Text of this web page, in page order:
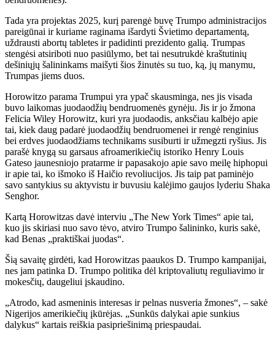
Tada yra projektas 2025, kurį parengė buvę Trumpo administracijos
pareigūnai ir kuriame raginama išardyti Švietimo departamentą,
uždrausti abortų tabletes ir padidinti prezidento galią. Trumpas
stengėsi atsiriboti nuo pasiūlymo, bet tai nesutrukdė kraštutinių
dešiniųjų šalininkams maišyti šios žinutės su tuo, ką, jų manymu,
Trumpas jiems duos.
Horowitzo parama Trumpui yra ypač skausminga, nes jis visada
buvo laikomas juodaodžių bendruomenės gynėju. Jis ir jo žmona
Felicia Wiley Horowitz, kuri yra juodaodis, anksčiau kalbėjo apie
tai, kiek daug padarė juodaodžių bendruomenei ir rengė renginius
bei erdves juodaodžiams technikams susiburti ir užmegzti ryšius. Jis
parašė knygą su garsaus afroamerikiečių istoriko Henry Louis
Gateso jaunesniojo pratarme ir papasakojo apie savo meilę hiphopui
ir apie tai, ko išmoko iš Haičio revoliucijos. Jis taip pat paminėjo
savo santykius su aktyvistu ir buvusiu kalėjimo gaujos lyderiu Shaka
Senghor.
Kartą Horowitzas davė interviu „The New York Times“ apie tai,
kuo jis skiriasi nuo savo tėvo, atviro Trumpo šalininko, kuris sakė,
kad Benas „praktiškai juodas“.
Šią savaitę girdėti, kad Horowitzas paaukos D. Trumpo kampanijai,
nes jam patinka D. Trumpo politika dėl kriptovaliutų reguliavimo ir
mokesčių, daugeliui įskaudino.
„Atrodo, kad asmeninis interesas ir pelnas nusveria žmones“, – sakė
Nigerijos amerikiečių įkūrėjas. „Sunkūs dalykai apie sunkius
dalykus“ kartais reiškia pasipriešinimą priespaudai.